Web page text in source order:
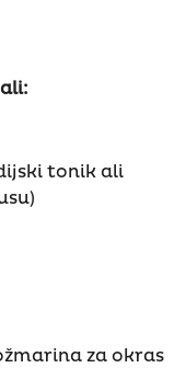
tonik ali
za okras